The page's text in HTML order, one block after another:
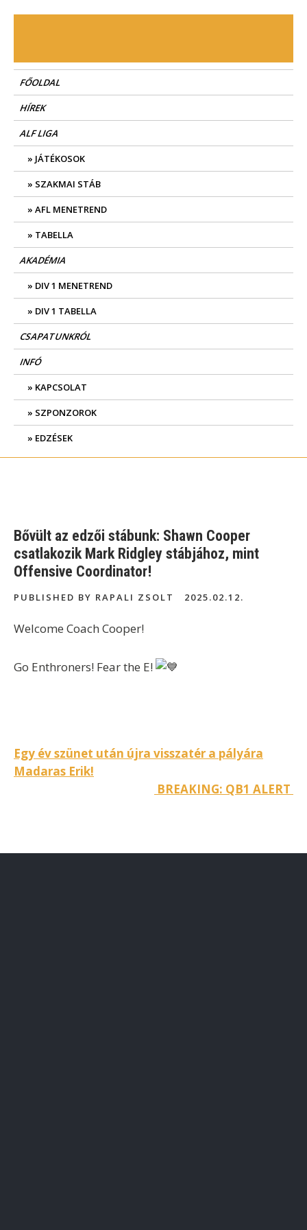
FŐOLDAL
HÍREK
ALF LIGA
JÁTÉKOSOK
SZAKMAI STÁB
AFL MENETREND
TABELLA
AKADÉMIA
DIV 1 MENETREND
DIV 1 TABELLA
CSAPATUNKRÓL
INFÓ
KAPCSOLAT
SZPONZOROK
EDZÉSEK
Bővült az edzői stábunk: Shawn Cooper
csatlakozik Mark Ridgley stábjához, mint
Offensive Coordinator!
PUBLISHED BY RAPALI ZSOLT 2025.02.12.
Welcome Coach Cooper!
Go Enthroners! Fear the E!
Bejegyzés
navigáció
Egy év szünet után újra visszatér a pályára
Madaras Erik!
BREAKING: QB1 ALERT